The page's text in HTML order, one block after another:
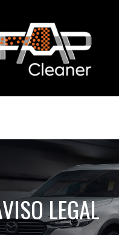
LEGAL